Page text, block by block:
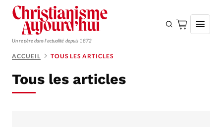
Un repère dans l'actualité depuis 1872
Monde
ACCUEIL TOUS LES ARTICLES
Tous les articles